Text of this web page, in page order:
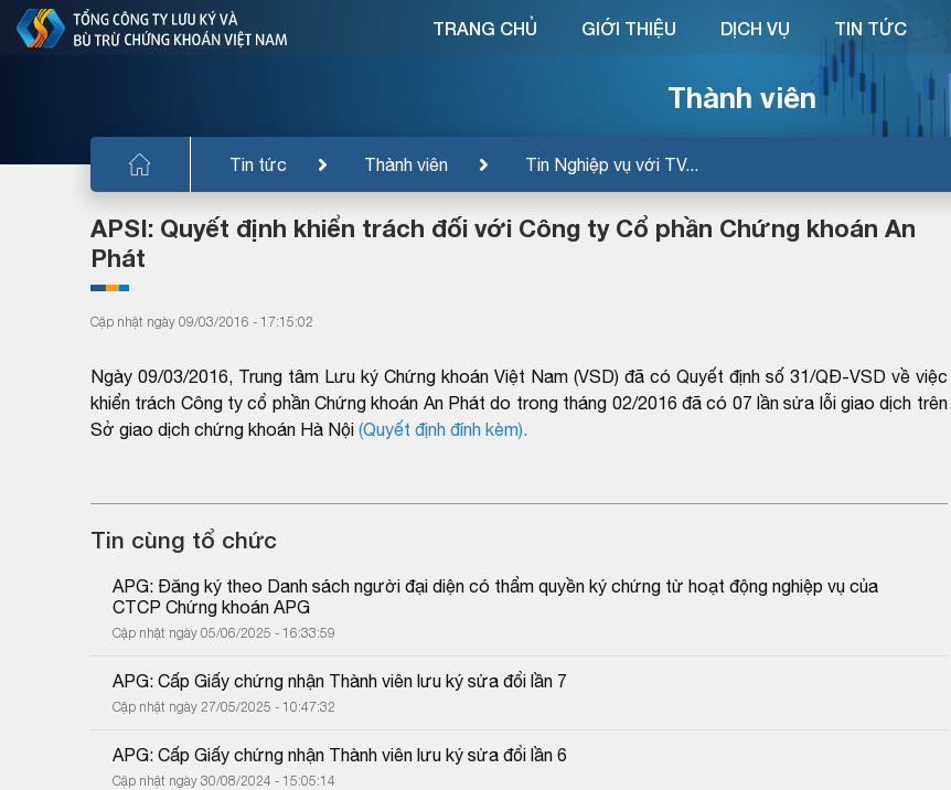
Thành viên
Tin tức Thành viên Tin Nghiệp vụ với TV...
TRANG CHỦ GIỚI THIỆU DỊCH VỤ TIN TỨC
APSI: Quyết định khiển trách đối với Công ty Cổ phần Chứng khoán An
Phát
Cập nhật ngày 09/03/2016 - 17:15:02
Ngày 09/03/2016, Trung tâm Lưu ký Chứng khoán Việt Nam (VSD) đã có Quyết định số 31/QĐ-VSD về việc
khiển trách Công ty cổ phần Chứng khoán An Phát do trong tháng 02/2016 đã có 07 lần sửa lỗi giao dịch trên
Sở giao dịch chứng khoán Hà Nội (Quyết định đính kèm).
Tin cùng tổ chức
APG: Đăng ký theo Danh sách người đại diện có thẩm quyền ký chứng từ hoạt động nghiệp vụ của
CTCP Chứng khoán APG
Cập nhật ngày 05/06/2025 - 16:33:59
APG: Cấp Giấy chứng nhận Thành viên lưu ký sửa đổi lần 7
Cập nhật ngày 27/05/2025 - 10:47:32
APG: Cấp Giấy chứng nhận Thành viên lưu ký sửa đổi lần 6
Cập nhật ngày 30/08/2024 - 15:05:14